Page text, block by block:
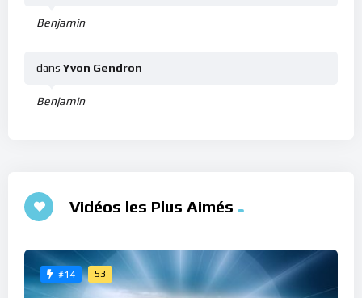
Benjamin
Benjamin
dans Yvon Gendron
Vidéos les Plus Aimés
#14 53